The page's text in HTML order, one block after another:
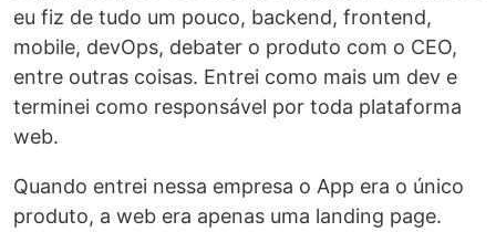
eu fiz de tudo um pouco, backend, frontend,
mobile, devOps, debater o produto com o CEO,
entre outras coisas. Entrei como mais um dev e
terminei como responsável por toda plataforma
web.
Quando entrei nessa empresa o App era o único
produto, a web era apenas uma landing page.